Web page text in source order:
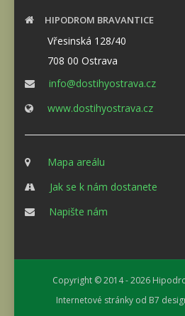
HIPODROM BRAVANTICE
Vřesinská 128/40
708 00 Ostrava
info@dostihyostrava.cz
www.dostihyostrava.cz
Mapa areálu
Jak se k nám dostanete
Napište nám
Copyright © 2014 - 2026
Internetové stránky od B7